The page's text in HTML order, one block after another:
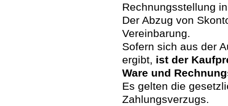
Rechnungsstellung
Der Abzug von
Vereinbarung.
Sofern sich aus der
ergibt, ist der
Ware und
Es gelten die
Zahlungsverzugs.